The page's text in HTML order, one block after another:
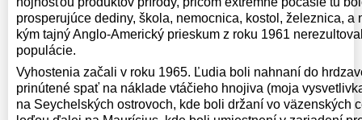
prosperujúce dediny, škola, nemocnica, kostol, železnica, a
kým tajný Anglo-Americký prieskum z roku 1961
populácie.
Vyhostenia začali v roku 1965. Ľudia boli nahnaní do
prinútené spať na náklade vtáčieho hnojiva (moja
na Seychelských ostrovoch, kde boli držaní vo väzenských